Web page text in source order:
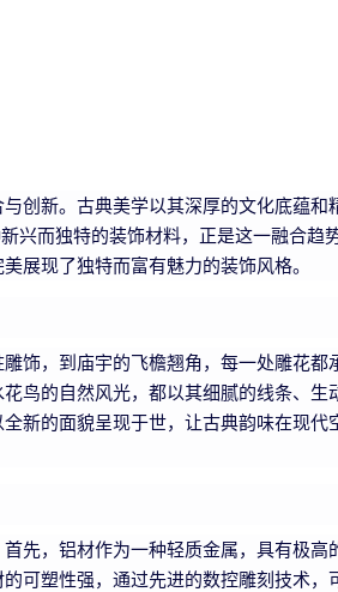
创新。古典美学以其深厚的文化底蕴和
兴而独特的装饰材料，正是这一融合趋
展现了独特而富有魅力的装饰风格。
饰，到庙宇的飞檐翘角，每一处雕花都
鸟的自然风光，都以其细腻的线条、生
新的面貌呈现于世，让古典韵味在现代
先，铝材作为一种轻质金属，具有极高
可塑性强，通过先进的数控雕刻技术，